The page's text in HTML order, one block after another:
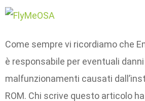
Come sempre vi ricordiamo che
è responsabile per eventuali
malfunzionamenti causati
ROM. Chi scrive questo articolo